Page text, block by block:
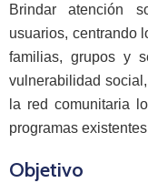
Brindar atención
usuarios, centrando
familias, grupos y
vulnerabilidad
la red comunitaria
programas
Objetivo